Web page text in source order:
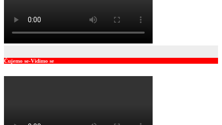
Čujemo se-Vidimo se